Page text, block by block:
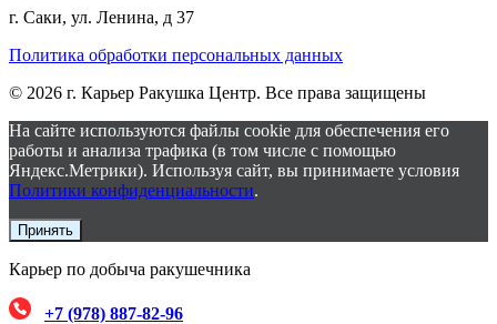
г. Саки, ул. Ленина, д 37
Политика обработки персональных данных
© 2026 г. Карьер Ракушка Центр. Все права защищены
На сайте используются файлы cookie для обеспечения его
работы и анализа трафика (в том числе с помощью
Яндекс.Метрики). Используя сайт, вы принимаете условия
Политики конфиденциальности.
Принять
Карьер по добыча ракушечника
+7 (978) 887-82-96